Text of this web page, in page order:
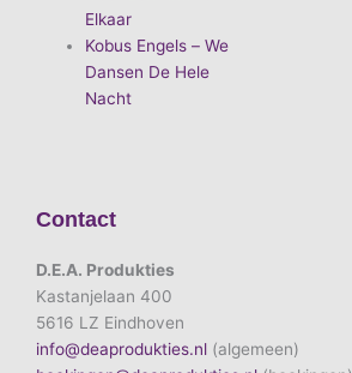
Elkaar
Kobus Engels – We
Dansen De Hele
Nacht
Contact
D.E.A. Produkties
Kastanjelaan 400
5616 LZ Eindhoven
info@deaprodukties.nl (algemeen)